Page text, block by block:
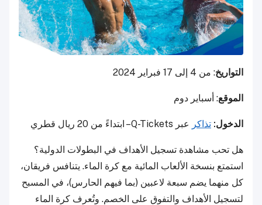
التواريخ: من 4 إلى 17 فبراير 2024
الموقع: أسباير دوم
الدخول: تذاكر عبر Q-Tickets– ابتداءً من 20 ريال قطري
هل تحب مشاهدة تسجيل الأهداف في البطولات الدولية؟
استمتع بنسخة الألعاب المائية مع كرة الماء. يتنافس فريقان،
كل منهما يضم سبعة لاعبين (بما فيهم الحارس)، في المسبح
لتسجيل الأهداف والتفوق على الخصم. وتُعرف كرة الماء